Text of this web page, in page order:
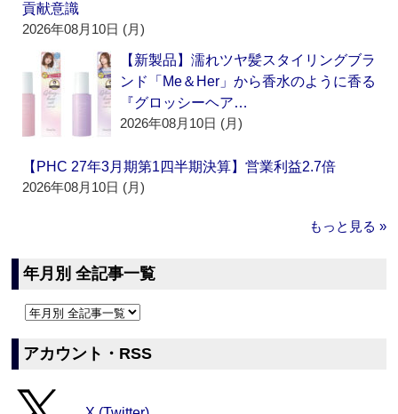
貢献意識
2026年08月10日 (月)
【新製品】濡れツヤ髪スタイリングブラ
ンド「Me＆Her」から香水のように香る
『グロッシーヘア…
2026年08月10日 (月)
【PHC 27年3月期第1四半期決算】営業利益2.7倍
2026年08月10日 (月)
もっと見る »
年月別 全記事一覧
アカウント・RSS